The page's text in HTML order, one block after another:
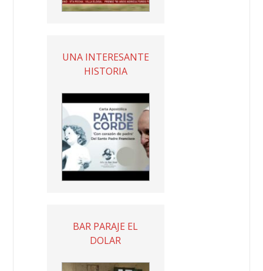
UNA INTERESANTE
HISTORIA
BAR PARAJE EL
DOLAR